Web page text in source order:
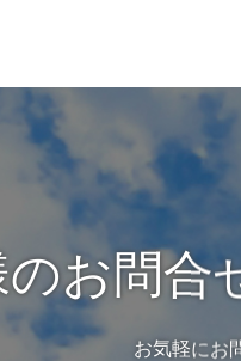
お問合
お気軽にお